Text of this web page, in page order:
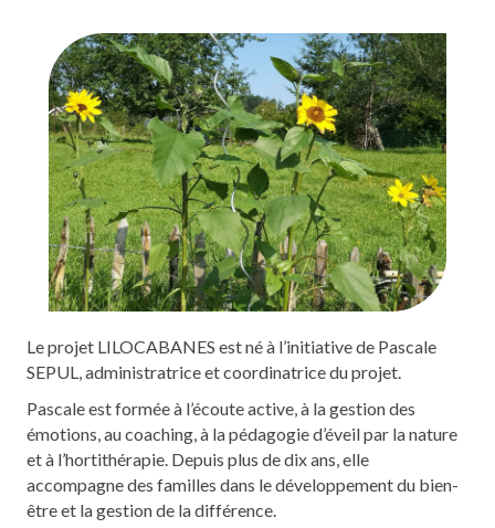
Le projet LILOCABANES est né à l’initiative de Pascale
SEPUL, administratrice et coordinatrice du projet.
Pascale est formée à l’écoute active, à la gestion des
émotions, au coaching, à la pédagogie d’éveil par la nature
et à l’hortithérapie. Depuis plus de dix ans, elle
accompagne des familles dans le développement du bien-
être et la gestion de la différence.